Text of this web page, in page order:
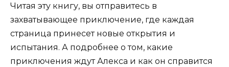
Читая эту книгу, вы отправитесь в
захватывающее приключение, где каждая
страница принесет новые открытия и
испытания. А подробнее о том, какие
приключения ждут Алекса и как он справится